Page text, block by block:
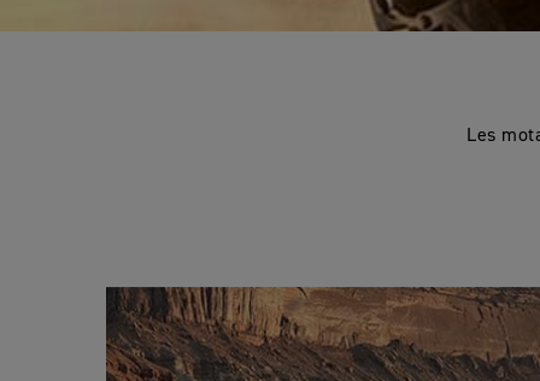
Les